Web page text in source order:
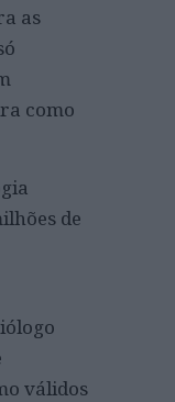
as
como
de
válidos